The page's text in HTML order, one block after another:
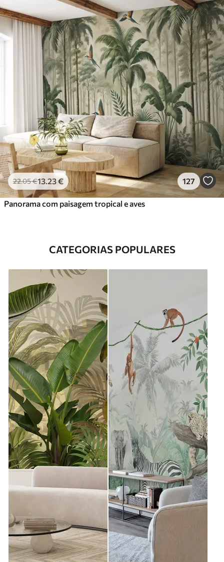
22.05€13 .23€ 127
Panorama com paisagem tropical e aves
CATEGORIAS POPULARES